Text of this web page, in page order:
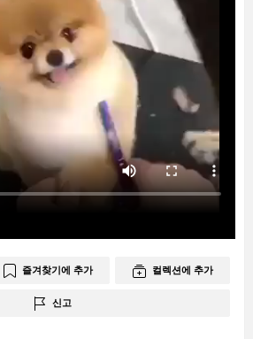
즐겨찾기에 추가 컬렉션에 추가
신고